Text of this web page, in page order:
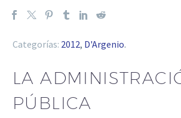
Categorías: 2012, D'Argenio.
LA
PÚBLICA